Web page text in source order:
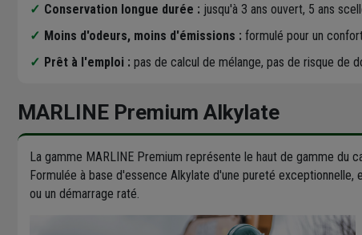
Conservation longue durée : jusqu'à 3 ans ouvert, 5 ans
Moins d'odeurs, moins d'émissions : formulé pour un
Prêt à l'emploi : pas de calcul de mélange, pas de risque de
MARLINE Premium Alkylate
La gamme MARLINE Premium représente le haut de gamme du
Formulée à base d'essence Alkylate d'une pureté exceptionnelle,
ou un démarrage raté.